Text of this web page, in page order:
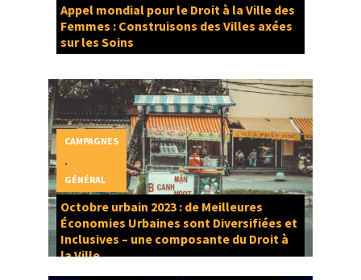
Appel mondial pour le Droit à la Ville des
Femmes : Construisons des Villes axées
sur les Soins
Octobre urbain 2023 : de Meilleures
Économies Urbaines sont Diversifiées et
Inclusives – une composante du Droit à
la Ville
CAMPAGNES
,
GÉNÉRAL